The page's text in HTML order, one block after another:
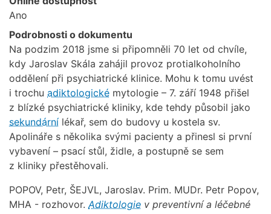
Ano
Podrobnosti o dokumentu
Na podzim 2018 jsme si připomněli 70 let od chvíle,
kdy Jaroslav Skála zahájil provoz protialkoholního
oddělení při psychiatrické klinice. Mohu k tomu uvést
i trochu adiktologické mytologie – 7. září 1948 přišel
z blízké psychiatrické kliniky, kde tehdy působil jako
sekundární lékař, sem do budovy u kostela sv.
Apolináře s několika svými pacienty a přinesl si první
vybavení – psací stůl, židle, a postupně se sem
z kliniky přestěhovali.
POPOV, Petr, ŠEJVL, Jaroslav. Prim. MUDr. Petr Popov,
MHA - rozhovor. Adiktologie v preventivní a léčebné